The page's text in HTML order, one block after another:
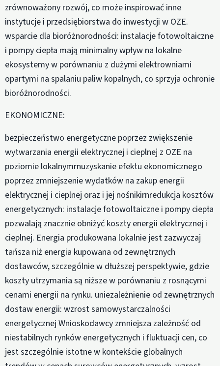
zrównoważony rozwój, co może inspirować inne
instytucje i przedsiębiorstwa do inwestycji w OZE.
wsparcie dla bioróżnorodności: instalacje fotowoltaiczne
i pompy ciepła mają minimalny wpływ na lokalne
ekosystemy w porównaniu z dużymi elektrowniami
opartymi na spalaniu paliw kopalnych, co sprzyja ochronie
bioróżnorodności.
EKONOMICZNE:
bezpieczeństwo energetyczne poprzez zwiększenie
wytwarzania energii elektrycznej i cieplnej z OZE na
poziomie lokalnymrnuzyskanie efektu ekonomicznego
poprzez zmniejszenie wydatków na zakup energii
elektrycznej i cieplnej oraz i jej nośnikirnredukcja kosztów
energetycznych: instalacje fotowoltaiczne i pompy ciepła
pozwalają znacznie obniżyć koszty energii elektrycznej i
cieplnej. Energia produkowana lokalnie jest zazwyczaj
tańsza niż energia kupowana od zewnętrznych
dostawców, szczególnie w dłuższej perspektywie, gdzie
koszty utrzymania są niższe w porównaniu z rosnącymi
cenami energii na rynku. uniezależnienie od zewnętrznych
dostaw energii: wzrost samowystarczalności
energetycznej Wnioskodawcy zmniejsza zależność od
niestabilnych rynków energetycznych i fluktuacji cen, co
jest szczególnie istotne w kontekście globalnych